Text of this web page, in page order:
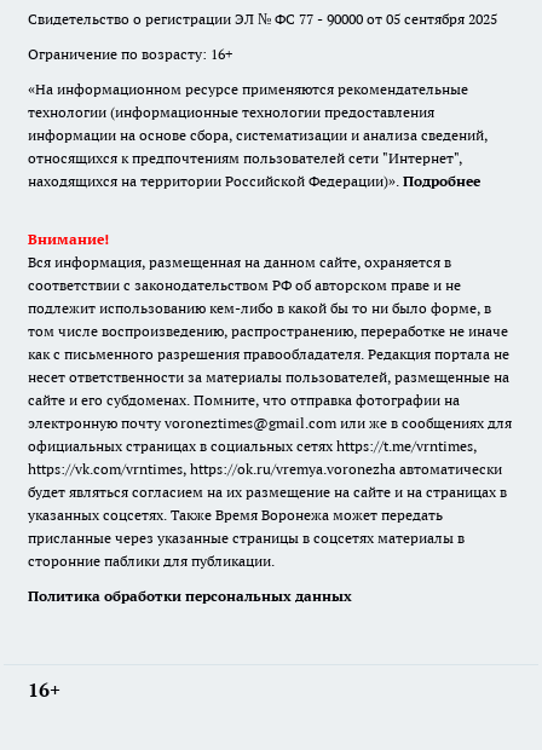
Свидетельство о регистрации ЭЛ № ФС 77 - 90000 от 05 сентября 2025
Ограничение по возрасту: 16+
«На информационном ресурсе применяются рекомендательные
технологии (информационные технологии предоставления
информации на основе сбора, систематизации и анализа сведений,
относящихся к предпочтениям пользователей сети "Интернет",
находящихся на территории Российской Федерации)». Подробнее
Внимание!
Вся информация, размещенная на данном сайте, охраняется в
соответствии с законодательством РФ об авторском праве и не
подлежит использованию кем-либо в какой бы то ни было форме, в
том числе воспроизведению, распространению, переработке не иначе
как с письменного разрешения правообладателя. Редакция портала не
несет ответственности за материалы пользователей, размещенные на
сайте и его субдоменах. Помните, что отправка фотографии на
электронную почту voroneztimes@gmail.com или же в сообщениях для
официальных страницах в социальных сетях https://t.me/vrntimes,
https://vk.com/vrntimes, https://ok.ru/vremya.voronezha автоматически
будет являться согласием на их размещение на сайте и на страницах в
указанных соцсетях. Также Время Воронежа может передать
присланные через указанные страницы в соцсетях материалы в
сторонние паблики для публикации.
Политика обработки персональных данных
16+